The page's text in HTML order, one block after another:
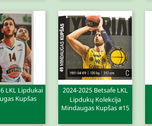
LKL Lipdukai
Kupšas
peržiūra
2024-2025 Betsafe LKL
Lipdukų Kolekcija
Mindaugas Kupšas #15
Greita peržiūra